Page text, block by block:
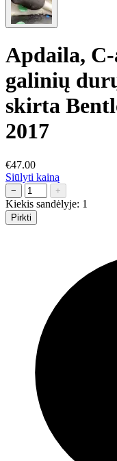
Apdaila,
galinių
skirta
2017
€47.00
Siūlyti kainą
− +
Kiekis sandėlyje: 1
Pirkti